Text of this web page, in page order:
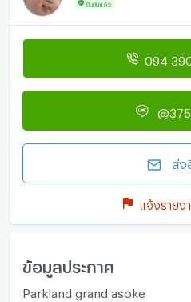
ยืนยันแล้ว
094
ส่ง
แจ้งรายง
ข้อมูลประกาศ
Parkland grand asoke